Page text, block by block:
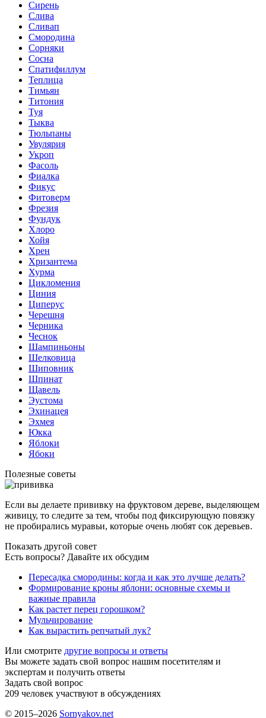
Сирень
Слива
Сливап
Смородина
Сорняки
Сосна
Спатифиллум
Теплица
Тимьян
Титония
Туя
Тыква
Тюльпаны
Увулярия
Укроп
Фасоль
Фиалка
Фикус
Фитоверм
Фрезия
Фундук
Хлоро
Хойя
Хрен
Хризантема
Хурма
Цикломения
Циния
Циперус
Черешня
Черника
Чеснок
Шампиньоны
Шелковица
Шиповник
Шпинат
Щавель
Эустома
Эхинацея
Эхмея
Юкка
Яблоки
Ябоки
Полезные советы
Если вы делаете прививку на фруктовом дереве, выделяющем
живицу, то следите за тем, чтобы под фиксирующую повязку
не пробирались муравьи, которые очень любят сок деревьев.
Показать другой совет
Есть вопросы? Давайте их обсудим
Пересадка смородины: когда и как это лучше делать?
Формирование кроны яблони: основные схемы и
важные правила
Как растет перец горошком?
Мульчирование
Как вырастить репчатый лук?
Или смотрите другие вопросы и ответы
Вы можете задать свой вопрос нашим посетителям и
экспертам и получить ответы
Задать свой вопрос
209 человек участвуют в обсуждениях
© 2015–2026 Sornyakov.net